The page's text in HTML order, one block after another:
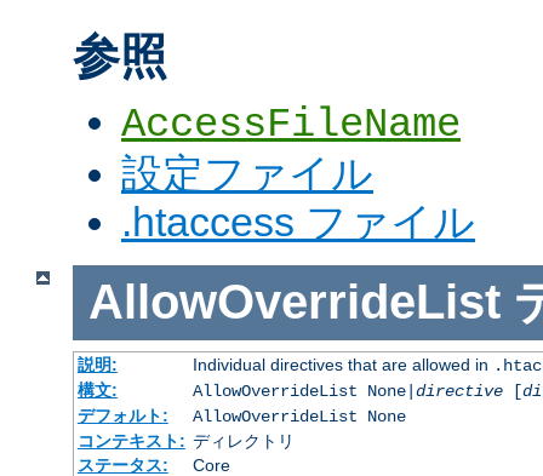
参照
AccessFileName
設定ファイル
.htaccess ファイル
AllowOverrideList
説明: Individual directives that are allowed in
構文:
AllowOverrideList None| directive[
デフォルト:
AllowOverrideList None
コンテキスト: ディレクトリ
ステータス:
Core